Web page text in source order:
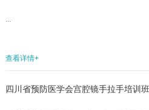
...
查看详情+
四川省预防医学会宫腔镜手拉手培训